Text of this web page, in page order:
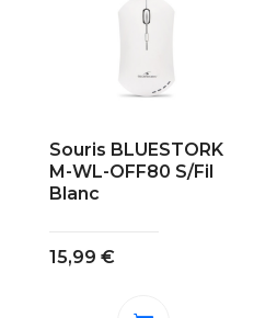
Souris BLUESTORK
M-WL-OFF80 S/Fil
Blanc
15,99 €